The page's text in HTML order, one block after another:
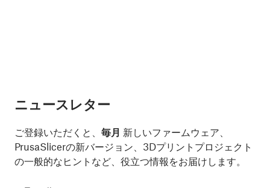
ニュースレター
ご登録いただくと、 毎月 新しいファームウェア、
PrusaSlicerの新バージョン、3Dプリントプロジェクト
の一般的なヒントなど、役立つ情報をお届けします。